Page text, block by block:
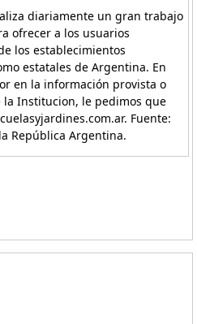
diariamente un gran trabajo
ofrecer a los usuarios
los establecimientos
estatales de Argentina. En
en la información provista o
Institucion, le pedimos que
Fuente:
República Argentina.